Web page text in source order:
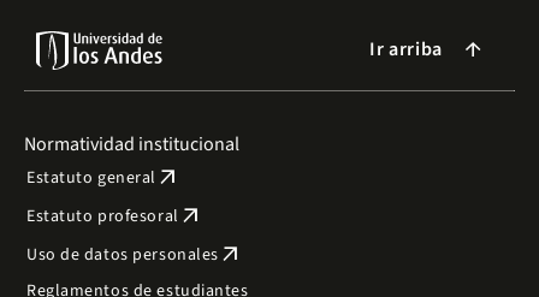
Ir arriba arrow_forward
Normatividad institucional
Estatuto general arrow_outward
Estatuto profesoral arrow_outward
Uso de datos personales arrow_outward
Reglamentos de estudiantes